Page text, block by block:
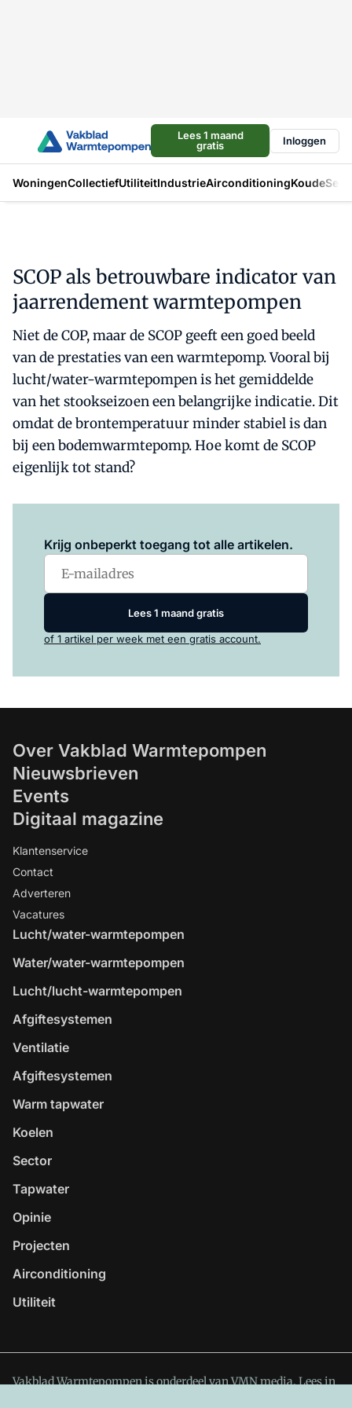
Lees 1 maand
gratis
Inloggen
WoningenCollectiefUtiliteitIndustrieAirconditioningKoude
SCOP als betrouwbare indicator van
jaarrendement warmtepompen
Niet de COP, maar de SCOP geeft een goed beeld
van de prestaties van een warmtepomp. Vooral bij
lucht/water-warmtepompen is het gemiddelde
van het stookseizoen een belangrijke indicatie. Dit
omdat de brontemperatuur minder stabiel is dan
bij een bodemwarmtepomp. Hoe komt de SCOP
eigenlijk tot stand?
Krijg onbeperkt toegang tot alle artikelen.
Lees 1 maand gratis
of 1 artikel per week met een gratis account.
Over Vakblad Warmtepompen
Nieuwsbrieven
Events
Digitaal magazine
Klantenservice
Contact
Adverteren
Vacatures
Lucht/water-warmtepompen
Water/water-warmtepompen
Lucht/lucht-warmtepompen
Afgiftesystemen
Ventilatie
Afgiftesystemen
Warm tapwater
Koelen
Sector
Tapwater
Opinie
Projecten
Airconditioning
Utiliteit
Vakblad Warmtepompen is onderdeel van VMN media. Lees in